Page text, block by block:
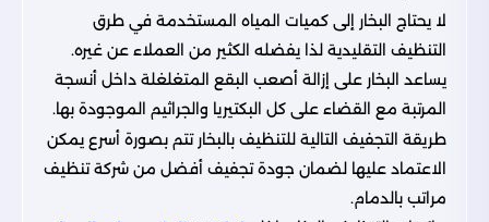
لا يحتاج البخار إلى كميات المياه المستخدمة في طرق
التنظيف التقليدية لذا يفضله الكثير من العملاء عن غيره.
يساعد البخار على إزالة أصعب البقع المتغلغلة داخل أنسجة
المرتبة مع القضاء على كل البكتيريا والجراثيم الموجودة بها.
طريقة التجفيف التالية للتنظيف بالبخار تتم بصورة أسرع يمكن
الاعتماد عليها لضمان جودة تجفيف أفضل من شركة تنظيف
مراتب بالدمام.